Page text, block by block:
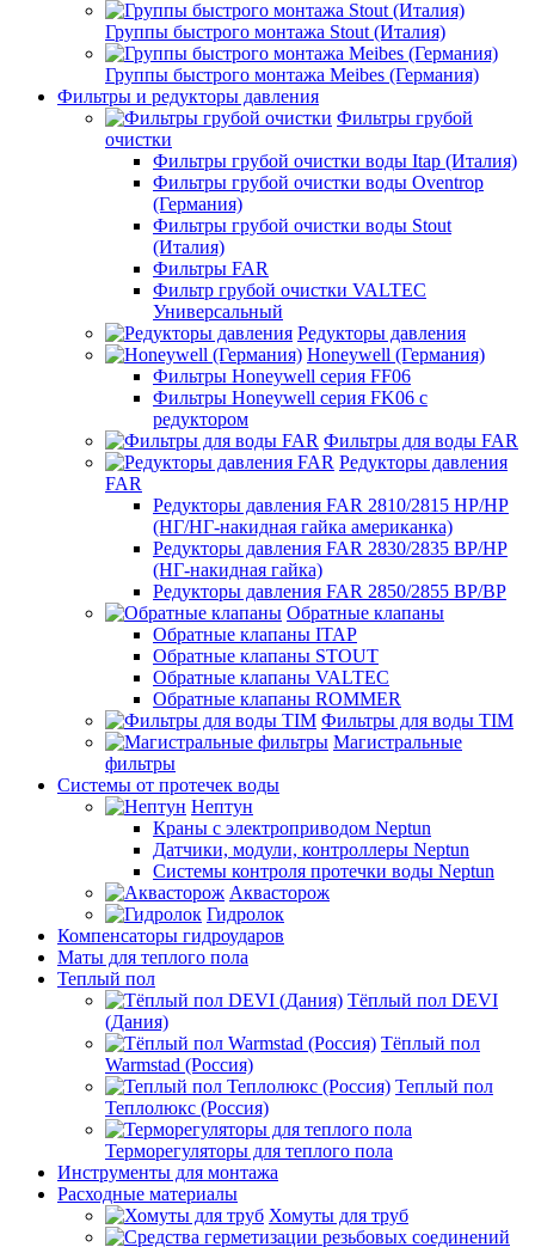
Группы быстрого монтажа Stout (Италия)
Группы быстрого монтажа Meibes (Германия)
Фильтры и редукторы давления
Фильтры грубой
очистки
Фильтры грубой очистки воды Itap (Италия)
Фильтры грубой очистки воды Oventrop
(Германия)
Фильтры грубой очистки воды Stout
(Италия)
Фильтры FAR
Фильтр грубой очистки VALTEC
Универсальный
Редукторы давления
Honeywell (Германия)
Фильтры Honeywell серия FF06
Фильтры Honeywell серия FK06 с
редуктором
Фильтры для воды FAR
Редукторы давления
FAR
Редукторы давления FAR 2810/2815 НР/НР
(НГ/НГ-накидная гайка американка)
Редукторы давления FAR 2830/2835 ВР/НР
(НГ-накидная гайка)
Редукторы давления FAR 2850/2855 ВР/ВР
Обратные клапаны
Обратные клапаны ITAP
Обратные клапаны STOUT
Обратные клапаны VALTEC
Обратные клапаны ROMMER
Фильтры для воды TIM
Магистральные
фильтры
Системы от протечек воды
Нептун
Краны с электроприводом Neptun
Датчики, модули, контроллеры Neptun
Системы контроля протечки воды Neptun
Аквасторож
Гидролок
Компенсаторы гидроударов
Маты для теплого пола
Теплый пол
Тёплый пол DEVI
(Дания)
Тёплый пол
Warmstad (Россия)
Теплый пол
Теплолюкс (Россия)
Терморегуляторы для теплого пола
Инструменты для монтажа
Расходные материалы
Хомуты для труб